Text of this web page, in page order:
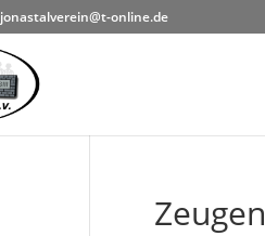
jonastalverein@t-online.de